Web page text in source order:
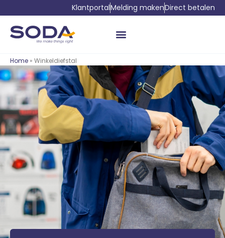
KlantportalMelding makenDirect betalen
Home » Winkeldiefstal